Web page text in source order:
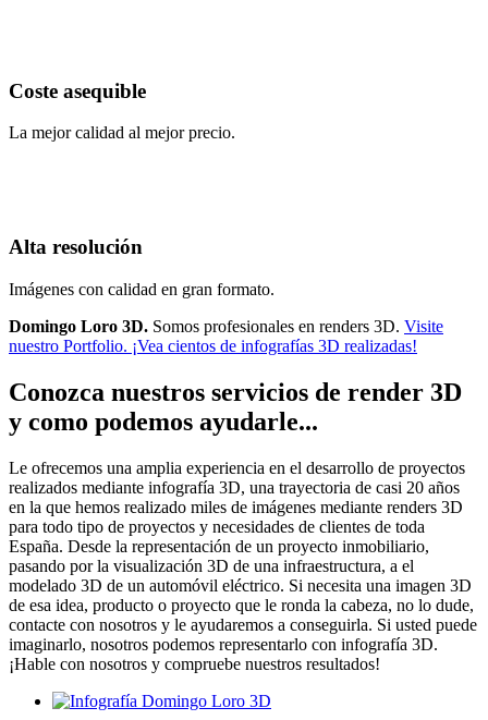
Coste asequible
La mejor calidad al mejor precio.
Alta resolución
Imágenes con calidad en gran formato.
Domingo Loro 3D. Somos profesionales en renders 3D. Visite
nuestro Portfolio. ¡Vea cientos de infografías 3D realizadas!
Conozca nuestros servicios de render 3D
y como podemos ayudarle...
Le ofrecemos una amplia experiencia en el desarrollo de proyectos
realizados mediante infografía 3D, una trayectoria de casi 20 años
en la que hemos realizado miles de imágenes mediante renders 3D
para todo tipo de proyectos y necesidades de clientes de toda
España. Desde la representación de un proyecto inmobiliario,
pasando por la visualización 3D de una infraestructura, a el
modelado 3D de un automóvil eléctrico. Si necesita una imagen 3D
de esa idea, producto o proyecto que le ronda la cabeza, no lo dude,
contacte con nosotros y le ayudaremos a conseguirla. Si usted puede
imaginarlo, nosotros podemos representarlo con infografía 3D.
¡Hable con nosotros y compruebe nuestros resultados!